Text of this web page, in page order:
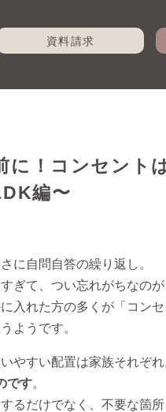
資料請求
に！コンセント
編〜
に自問自答の繰り返し。
ぎて、つい忘れがちなのが
入れた方の多くが「コン
ようです。
やすい配置は家族それぞ
です。
るだけでなく、不要な箇